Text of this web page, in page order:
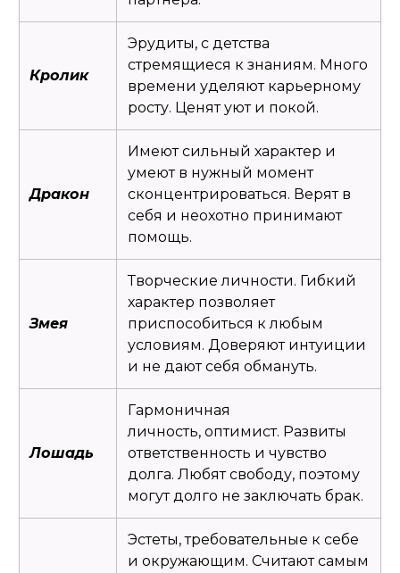
Кролик
Эрудиты, с детства
стремящиеся к знаниям. Много
времени уделяют карьерному
росту. Ценят уют и покой.
Дракон
Имеют сильный характер и
умеют в нужный момент
сконцентрироваться. Верят в
себя и неохотно принимают
помощь.
Змея
Творческие личности. Гибкий
характер позволяет
приспособиться к любым
условиям. Доверяют интуиции
и не дают себя обмануть.
Лошадь
Гармоничная
личность, оптимист. Развиты
ответственность и чувство
долга. Любят свободу, поэтому
могут долго не заключать брак.
Эстеты, требовательные к себе
и окружающим. Считают самым